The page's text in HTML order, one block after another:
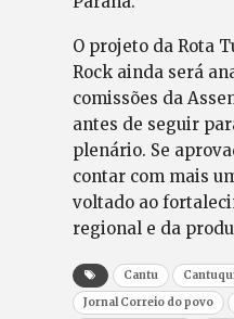
O projeto da Rota
Rock ainda será
comissões da
antes de seguir
plenário. Se
contar com mais
voltado ao
regional e da
Cantu
Jornal Correio do povo